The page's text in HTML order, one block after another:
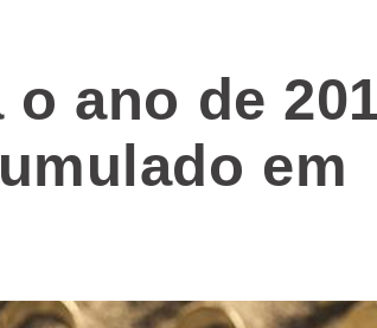
o ano de
em